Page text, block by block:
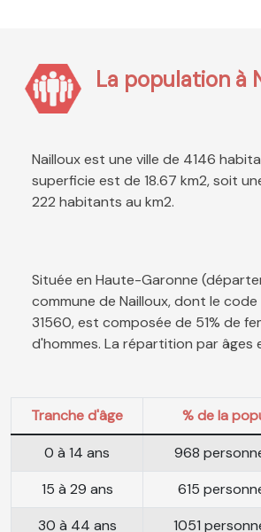
La population à
Nailloux est une ville de 4146
superficie est de 18.67 km2, soit
222 habitants au km2.
Située en Haute-Garonne
commune de Nailloux, dont le
31560, est composée de 51% de
d'hommes. La répartition par âges
Tranche d'âge
% de la
0 à 14 ans
968
15 à 29 ans
615
30 à 44 ans
1051